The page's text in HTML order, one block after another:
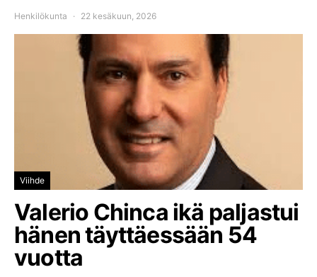
Henkilökunta 22 kesäkuun, 2026
Viihde
Valerio Chinca ikä paljastui
hänen täyttäessään 54
vuotta